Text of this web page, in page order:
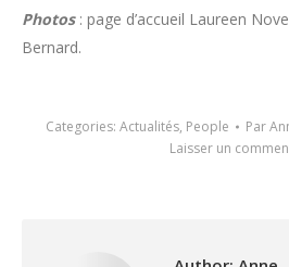
Photos : page d’accueil Laureen
Bernard.
Categories: Actualités, People Par
Laisser un